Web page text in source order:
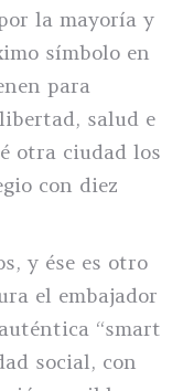
la mayoría y
símbolo en
para
salud e
otra ciudad los
con diez
y ése es otro
el embajador
“smart
social, con